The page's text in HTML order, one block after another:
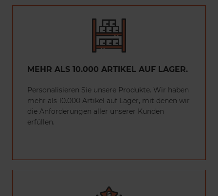
MEHR ALS 10.000 ARTIKEL AUF LAGER.
Personalisieren Sie unsere Produkte. Wir haben
mehr als 10.000 Artikel auf Lager, mit denen wir
die Anforderungen aller unserer Kunden
erfüllen.